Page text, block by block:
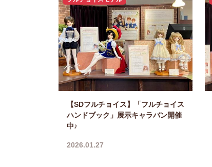
【SDフルチョイス】「フルチョイス
ハンドブック」展示キャラバン開催
中♪
2026.01.27